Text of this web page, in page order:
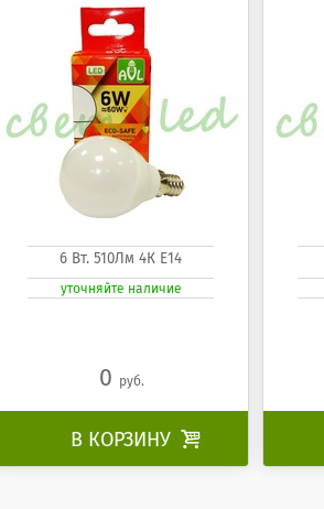
6 Вт. 510Лм 4К Е14
уточняйте наличие
0 руб.
В КОРЗИНУ 